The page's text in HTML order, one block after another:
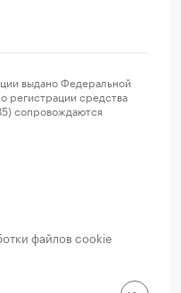
выдано Федеральной
регистрации средства
сопровождаются
файлов cookie